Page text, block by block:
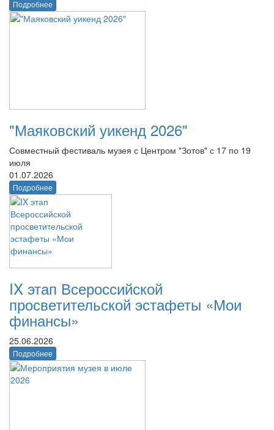
Подробнее
"Маяковский уикенд 2026"
Совместный фестиваль музея с Центром "Зотов" с 17 по 19
июля
01.07.2026
Подробнее
IX этап Всероссийской
просветительской эстафеты «Мои
финансы»
25.06.2026
Подробнее